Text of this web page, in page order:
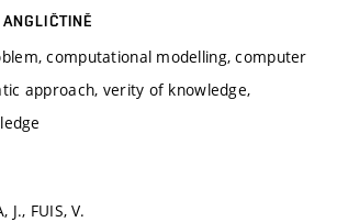
computational modelling, computer
approach, verity of knowledge,
J., FUIS, V.